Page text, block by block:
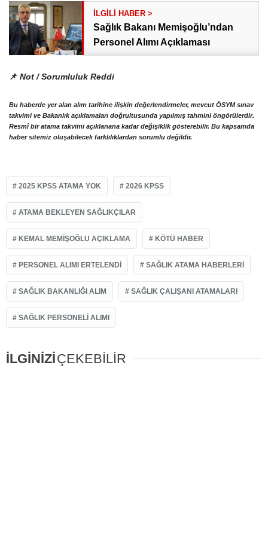
Sağlık Bakanı Memişoğlu’ndan
Personel Alımı Açıklaması
📌 Not / Sorumluluk Reddi
Bu haberde yer alan alım tarihine ilişkin değerlendirmeler, mevcut ÖSYM sınav
takvimi ve Bakanlık açıklamaları doğrultusunda yapılmış tahmini öngörülerdir.
Resmî bir atama takvimi açıklanana kadar değişiklik gösterebilir. Bu kapsamda
haber sitemiz oluşabilecek farklılıklardan sorumlu değildir.
2025 KPSS ATAMA YOK 2026 KPSS
ATAMA BEKLEYEN SAĞLIKÇILAR
KEMAL MEMIŞOĞLU AÇIKLAMA KÖTÜ HABER
PERSONEL ALIMI ERTELENDI SAĞLIK ATAMA HABERLERI
SAĞLIK BAKANLIĞI ALIM SAĞLIK ÇALIŞANI ATAMALARI
SAĞLIK PERSONELI ALIMI
İLGİNİZİÇEKEBİLİR